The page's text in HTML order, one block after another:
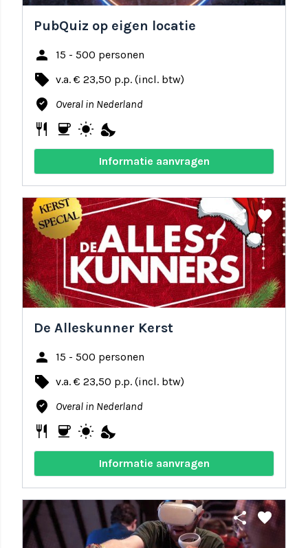
PubQuiz op eigen locatie
person 15 - 500 personen
local_offer v.a. € 23,50 p.p. (incl. btw)
where_to_vote Overal in Nederland
restaurant coffee wb_sunny nights_stay
Informatie aanvragen
share favorite
De Alleskunner Kerst
person 15 - 500 personen
local_offer v.a. € 23,50 p.p. (incl. btw)
where_to_vote Overal in Nederland
restaurant coffee wb_sunny nights_stay
Informatie aanvragen
share favorite